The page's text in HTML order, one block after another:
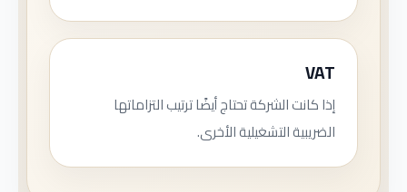
VAT
إذا كانت الشركة تحتاج أيضًا ترتيب التزاماتها
الضريبية التشغيلية الأخرى.